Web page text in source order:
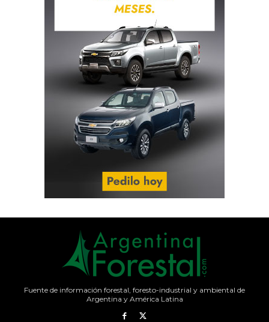
Fuente de información forestal, foresto-industrial y ambiental de
Argentina y América Latina